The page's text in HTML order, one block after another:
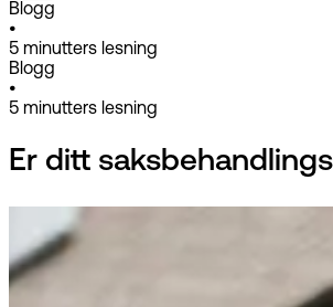
Blogg
•
5 minutters lesning
Blogg
•
5 minutters lesning
Er ditt